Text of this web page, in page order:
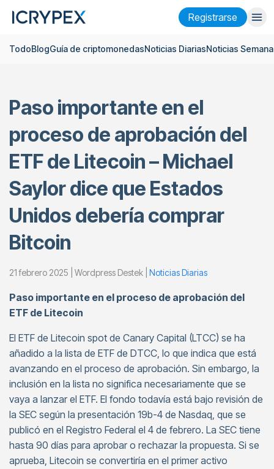
Registrarse
Iniciar sesión Registrarse
Empresa
Investigación
Ayuda
Futurosx50
TodoBlogGuía de criptomonedasNoticias DiariasNoticias
Paso importante en el
proceso de aprobación del
ETF de Litecoin – Michael
Saylor dice que Estados
Unidos debería comprar
Bitcoin
21 febrero 2025 | Wordpress Destek | Noticias Diarias
Paso importante en el proceso de aprobación del
ETF de Litecoin
El ETF de Litecoin spot de Canary Capital (LTCC) se ha
añadido a la lista de ETF de DTCC, lo que indica que está
avanzando en el proceso de aprobación. Sin embargo, la
inclusión en la lista no significa necesariamente que se
vaya a lanzar el ETF. El fondo todavía está bajo revisión de
la SEC según la presentación 19b-4 de Nasdaq, que se
publicó en el Registro Federal el 4 de febrero. La SEC tiene
hasta 90 días para aprobar o rechazar la propuesta. Si se
aprueba, Litecoin se convertiría en el primer activo